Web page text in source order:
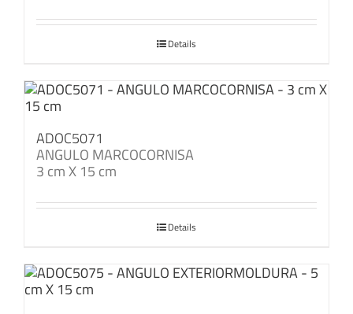
Details
ADOC5071
ANGULO MARCOCORNISA
3 cm X 15 cm
Details